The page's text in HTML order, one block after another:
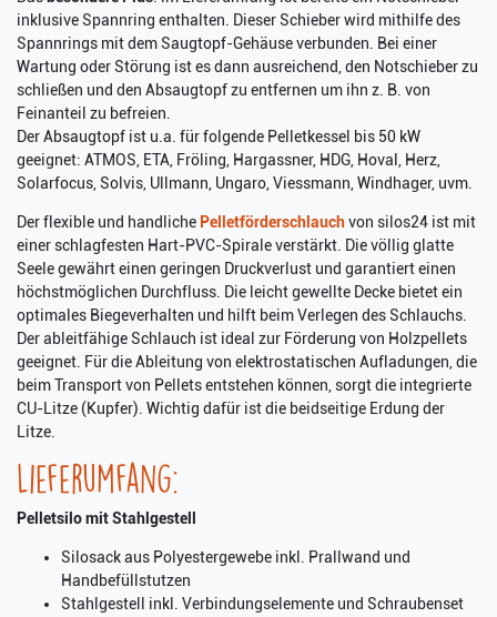
inklusive Spannring enthalten. Dieser Schieber wird mithilfe des
Spannrings mit dem Saugtopf-Gehäuse verbunden. Bei einer
Wartung oder Störung ist es dann ausreichend, den Notschieber zu
schließen und den Absaugtopf zu entfernen um ihn z. B. von
Feinanteil zu befreien.
Der Absaugtopf ist u.a. für folgende Pelletkessel bis 50 kW
geeignet: ATMOS, ETA, Fröling, Hargassner, HDG, Hoval, Herz,
Solarfocus, Solvis, Ullmann, Ungaro, Viessmann, Windhager, uvm.
Der flexible und handliche Pelletförderschlauchvon silos24 ist mit
einer schlagfesten Hart-PVC-Spirale verstärkt. Die völlig glatte
Seele gewährt einen geringen Druckverlust und garantiert einen
höchstmöglichen Durchfluss. Die leicht gewellte Decke bietet ein
optimales Biegeverhalten und hilft beim Verlegen des Schlauchs.
Der ableitfähige Schlauch ist ideal zur Förderung von Holzpellets
geeignet. Für die Ableitung von elektrostatischen Aufladungen, die
beim Transport von Pellets entstehen können, sorgt die integrierte
CU-Litze (Kupfer). Wichtig dafür ist die beidseitige Erdung der
Litze.
Lieferumfang:
Pelletsilo mit Stahlgestell
Silosack aus Polyestergewebe inkl. Prallwand und
Handbefüllstutzen
Stahlgestell inkl. Verbindungselemente und Schraubenset